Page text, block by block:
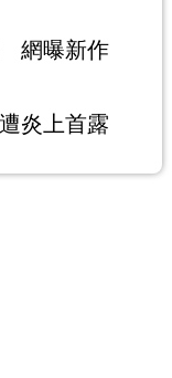
網曝新作
炎上首露